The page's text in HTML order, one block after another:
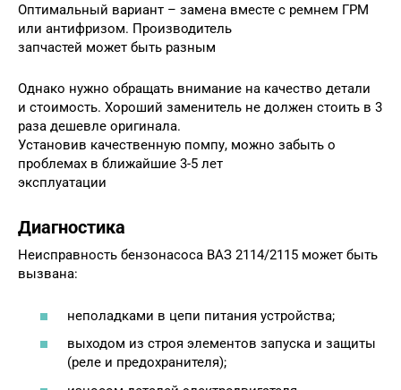
Оптимальный вариант – замена вместе с ремнем ГРМ
или антифризом. Производитель
запчастей может быть разным
Однако нужно обращать внимание на качество детали
и стоимость. Хороший заменитель не должен стоить в 3
раза дешевле оригинала.
Установив качественную помпу, можно забыть о
проблемах в ближайшие 3-5 лет
эксплуатации
Диагностика
Неисправность бензонасоса ВАЗ 2114/2115 может быть
вызвана:
неполадками в цепи питания устройства;
выходом из строя элементов запуска и защиты
(реле и предохранителя);